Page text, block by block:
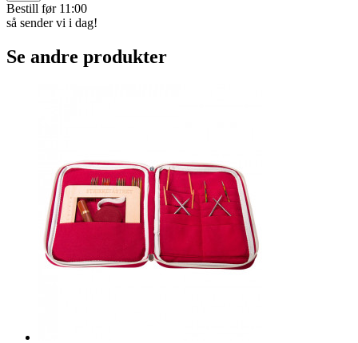
Bestill før 11:00
så sender vi i dag!
Se andre produkter